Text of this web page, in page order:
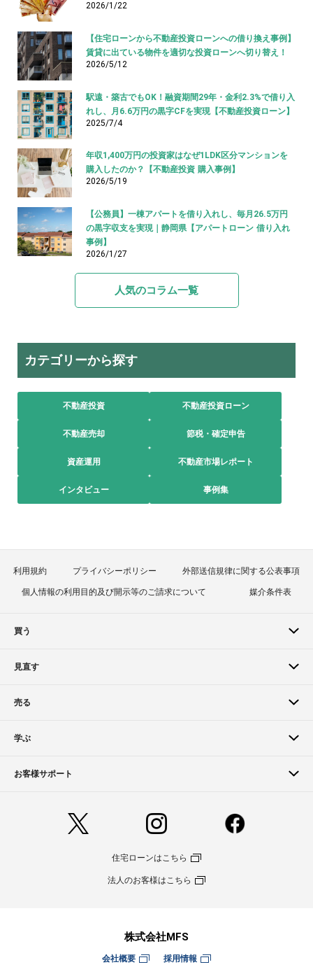
2026/1/22
【住宅ローンから不動産投資ローンへの借り換え事例】
賃貸に出ている物件を適切な投資ローンへ切り替え！
2026/5/12
駅遠・築古でもOK！融資期間29年・金利2.3%で借り入
れし、月6.6万円の黒字CFを実現【不動産投資ローン】
2025/7/4
年収1,400万円の投資家はなぜ1LDK区分マンションを
購入したのか？【不動産投資 購入事例】
2026/5/19
【公務員】一棟アパートを借り入れし、毎月26.5万円
の黒字収支を実現｜静岡県【アパートローン 借り入れ
事例】
2026/1/27
人気のコラム一覧
カテゴリーから探す
不動産投資 不動産投資ローン
不動産売却 節税・確定申告
資産運用 不動産市場レポート
インタビュー 事例集
利用規約 プライバシーポリシー 外部送信規律に関する公表事項
個人情報の利用目的及び開示等のご請求について 媒介条件表
買う
見直す
売る
学ぶ
お客様サポート
住宅ローンはこちら
法人のお客様はこちら
株式会社MFS
会社概要 採用情報